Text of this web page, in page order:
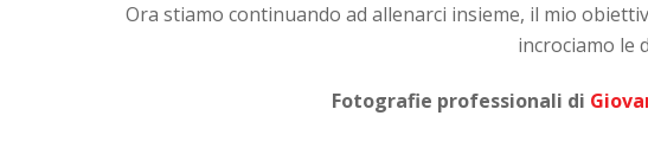
Ora stiamo continuando ad allenarci insieme, il mio
incrociamo le
Fotografie professionali di